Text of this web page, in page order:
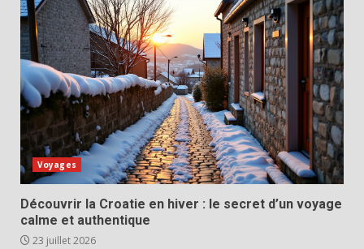
Voyages
Découvrir la Croatie en hiver : le secret d’un voyage
calme et authentique
23 juillet 2026